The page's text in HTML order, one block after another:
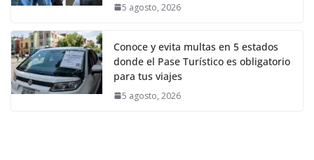
5 agosto, 2026
Conoce y evita multas en 5 estados
donde el Pase Turístico es obligatorio
para tus viajes
5 agosto, 2026